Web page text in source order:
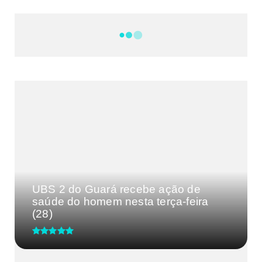
UBS 2 do Guará recebe ação de
saúde do homem nesta terça-feira
(28)